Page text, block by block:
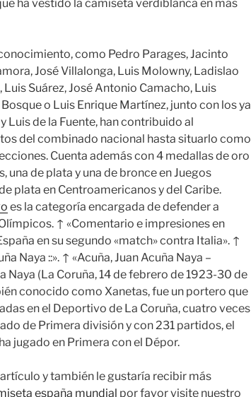
ha vestido la camiseta verdiblanca en más
como Pedro Parages, Jacinto
José Villalonga, Luis Molowny, Ladislao
Luis Suárez, José Antonio Camacho, Luis
o Luis Enrique Martínez, junto con los ya
Luis de la Fuente, han contribuido al
del combinado nacional hasta situarlo como
Cuenta además con 4 medallas de oro
una de plata y una de bronce en Juegos
plata en Centroamericanos y del Caribe.
es la categoría encargada de defender a
↑ «Comentario e impresiones en
en su segundo «match» contra Italia». ↑
Naya ::». ↑ «Acuña, Juan Acuña Naya –
Naya (La Coruña, 14 de febrero de 1923-30 de
conocido como Xanetas, fue un portero que
en el Deportivo de La Coruña, cuatro veces
de Primera división y con 231 partidos, el
jugado en Primera con el Dépor.
y también le gustaría recibir más
españa mundial por favor visite nuestro